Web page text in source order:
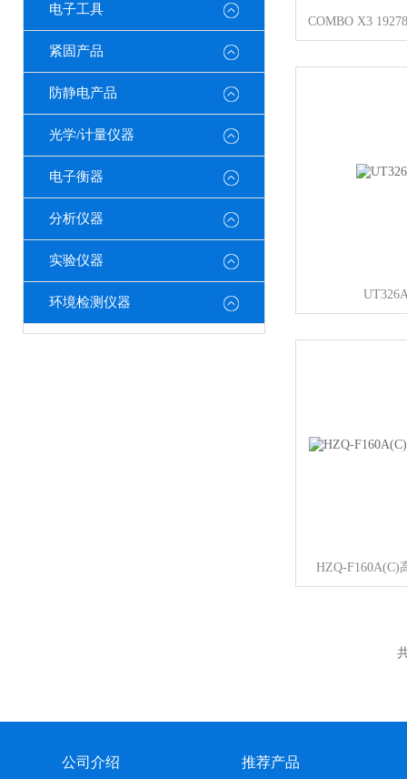
电子工具
紧固产品
防静电产品
光学/计量仪器
电子衡器
分析仪器
实验仪器
环境检测仪器
HZQ-F160A(C)
公司介绍 推荐产品